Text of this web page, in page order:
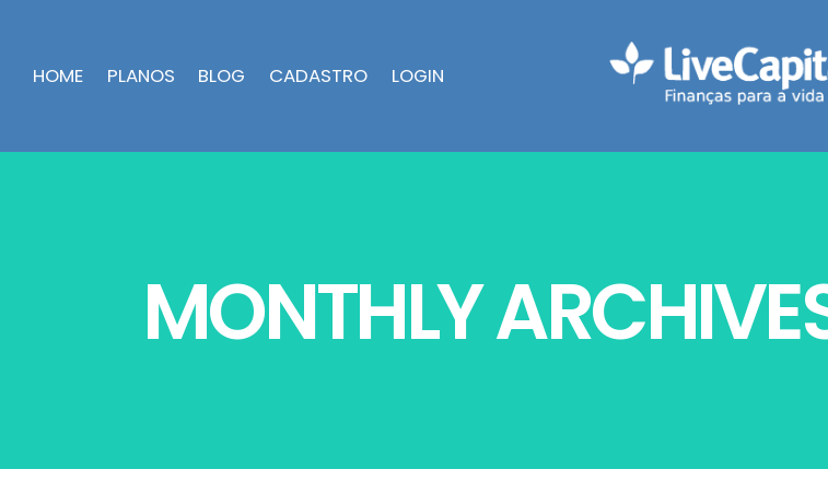
HOME PLANOS BLOG CADASTRO LOGIN
MONTHLY